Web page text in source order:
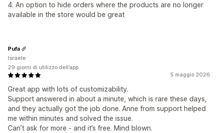
4. An option to hide orders where the products are no longer
available in the store would be great
5 maggio 2026
Great app with lots of customizability.
Support answered in about a minute, which is rare these days,
and they actually got the job done. Anne from support helped
me within minutes and solved the issue.
Can’t ask for more - and it’s free. Mind blown.
Pufa
Israele
29 giorni di utilizzo dell’app